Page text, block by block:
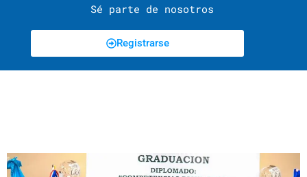
Sé parte de nosotros
Registrarse